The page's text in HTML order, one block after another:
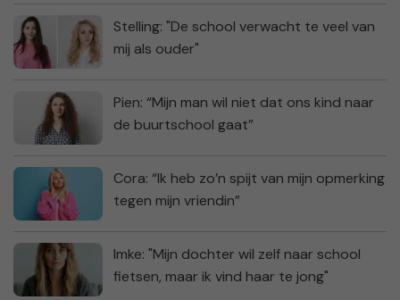
Stelling: "De school verwacht te veel van
mij als ouder"
Pien: “Mijn man wil niet dat ons kind naar
de buurtschool gaat”
Cora: “Ik heb zo’n spijt van mijn opmerking
tegen mijn vriendin”
Imke: "Mijn dochter wil zelf naar school
fietsen, maar ik vind haar te jong"